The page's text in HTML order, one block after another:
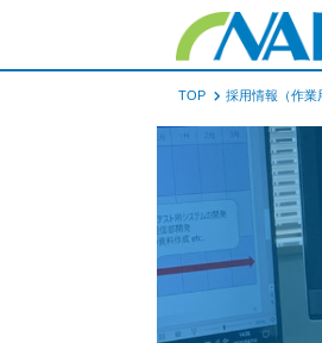
TOP 採用情報（作業